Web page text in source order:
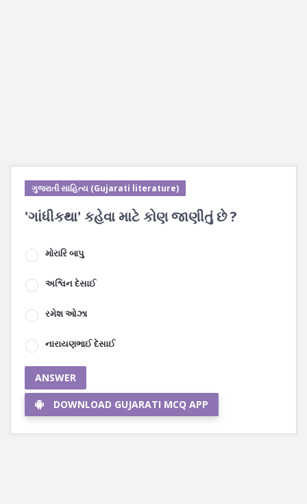
ગુજરાતી સાહિત્ય (Gujarati literature)
'ગાંધીકથા' કહેવા માટે કોણ જાણીતું છે ?
મોરારિ બાપુ
અશ્વિન દેસાઈ
રમેશ ઓઝા
નારાયણભાઈ દેસાઈ
ANSWER
DOWNLOAD GUJARATI MCQ APP